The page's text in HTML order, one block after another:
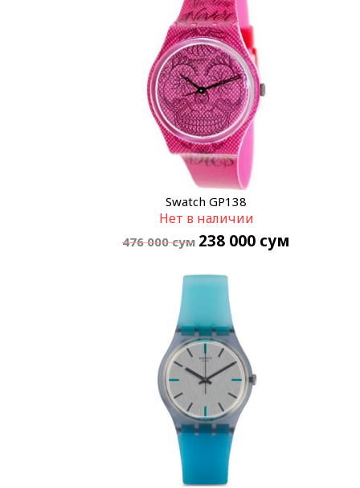
Swatch GP138
Нет в наличии
476 000сум 238 000 сум